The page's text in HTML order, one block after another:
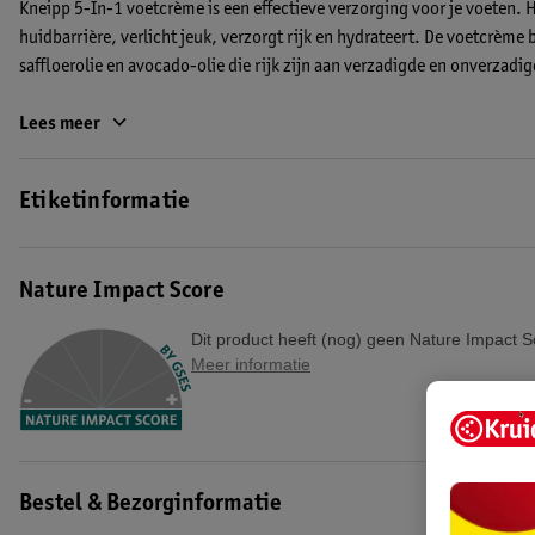
Kneipp 5-In-1 voetcrème is een effectieve verzorging voor je voeten.
huidbarrière, verlicht jeuk, verzorgt rijk en hydrateert. De voetcrème
saffloerolie en avocado-olie die rijk zijn aan verzadigde en
De natuurlijke ingrediënten helpen om je huidbarrière te versterken.
Speciale combinatie van ingrediënten
• Huidkalmerende dexpanthenol
De voordelen van Kneipp 5-in-1 Voetcrème:
• Beschermt, hydrateert en herstelt
• Verlicht jeuk
Lees meer
Etiketinformatie
Nature Impact Score
Dit product heeft (nog) geen Nature Impact
Meer informatie
Bestel & Bezorginformatie